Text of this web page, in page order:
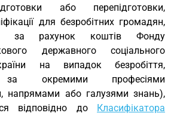
або перепідготовки,
для безробітних громадян,
за рахунок коштів Фонду
державного соціального
на випадок безробіття,
за окремими професіями
напрямами або галузями знань),
відповідно до Класифікатора